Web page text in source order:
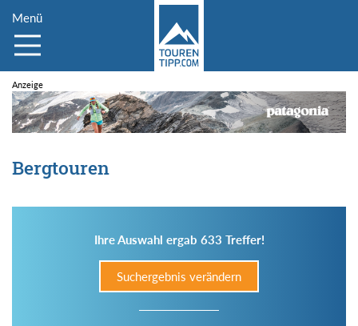
Menü
Bergtouren
Ihre Auswahl ergab 633 Treffer!
Suchergebnis verändern